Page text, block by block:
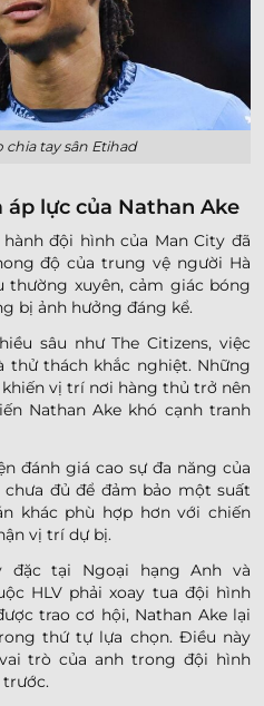
chia tay sân Etihad
lực của Nathan Ake
đội hình của Man City đã
độ của trung vệ người Hà
thường xuyên, cảm giác bóng
bị ảnh hưởng đáng kể.
sâu như The Citizens, việc
thử thách khắc nghiệt. Những
vị trí nơi hàng thủ trở nên
Nathan Ake khó cạnh tranh
đánh giá cao sự đa năng của
đủ để đảm bảo một suất
khác phù hợp hơn với chiến
vị trí dự bị.
đặc tại Ngoại hạng Anh và
HLV phải xoay tua đội hình
trao cơ hội, Nathan Ake lại
thứ tự lựa chọn. Điều này
trò của anh trong đội hình
trước.